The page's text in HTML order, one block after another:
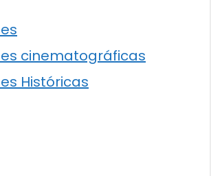
cinematográficas
Históricas